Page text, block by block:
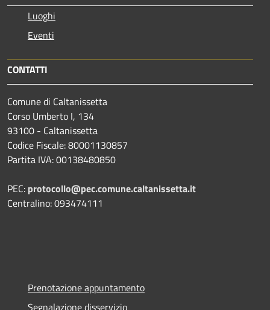
Luoghi
Eventi
CONTATTI
Comune di Caltanissetta
Corso Umberto I, 134
93100 - Caltanissetta
Codice Fiscale: 80001130857
Partita IVA: 00138480850
PEC: protocollo@pec.comune.caltanissetta.it
Centralino: 093474111
Prenotazione appuntamento
Segnalazione disservizio